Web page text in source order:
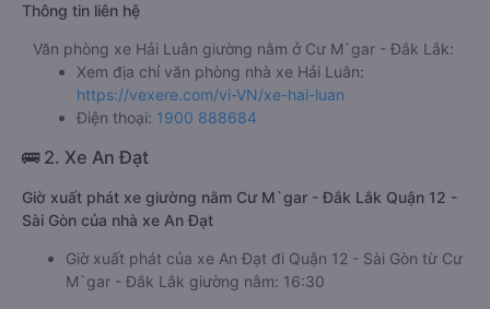
Thông tin liên hệ
Văn phòng xe Hải Luân giường nằm ở Cư M`gar - Đắk Lắk:
Xem địa chỉ văn phòng nhà xe Hải Luân:
https://vexere.com/vi-VN/xe-hai-luan
Điện thoại: 1900 888684
🚌 2. Xe An Đạt
Giờ xuất phát xe giường nằm Cư M`gar - Đắk Lắk Quận 12 -
Sài Gòn của nhà xe An Đạt
Giờ xuất phát của xe An Đạt đi Quận 12 - Sài Gòn từ Cư
M`gar - Đắk Lắk giường nằm: 16:30